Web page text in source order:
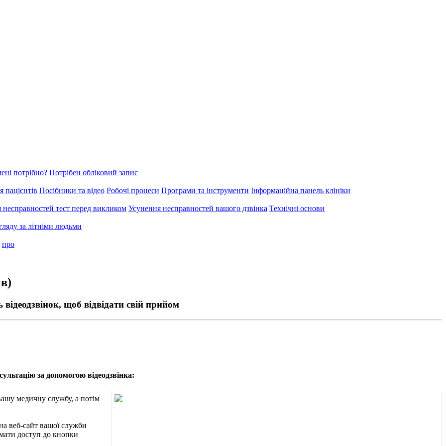
потрібно? Потрібен обліковий запис
пацієнтів Посібники та відео Робочі процеси Програми та інструменти Інформаційна панель клініки
несправностей тест перед викликом Усунення несправностей вашого дзвінка Технічні основи
за літніми людьми
про
щоб відвідати свій прийом
сультацію за допомогою відеодзвінка:
ашу медичну службу, а потім
а веб-сайт вашої служби
ати доступ до кнопки